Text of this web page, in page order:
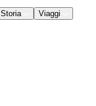
Storia Viaggi